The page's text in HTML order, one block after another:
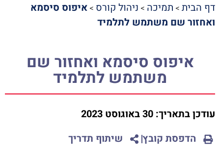
דף הבית>תמיכה>ניהול קורס>איפוס סיסמא
ואחזור שם משתמש לתלמיד
איפוס סיסמא ואחזור שם
משתמש לתלמיד
עודכן בתאריך:30 באוגוסט 2023
הדפסת קובץ
שיתוף תדריך